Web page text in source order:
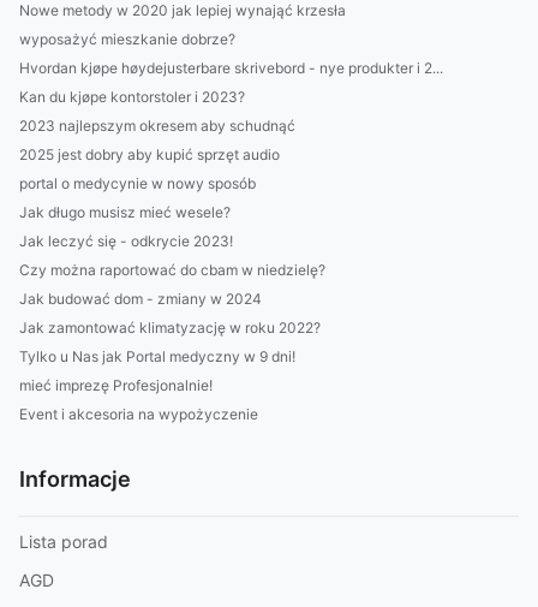
Nowe metody w 2020 jak lepiej wynająć krzesła
wyposażyć mieszkanie dobrze?
Hvordan kjøpe høydejusterbare skrivebord - nye produkter i 2...
Kan du kjøpe kontorstoler i 2023?
2023 najlepszym okresem aby schudnąć
2025 jest dobry aby kupić sprzęt audio
portal o medycynie w nowy sposób
Jak długo musisz mieć wesele?
Jak leczyć się - odkrycie 2023!
Czy można raportować do cbam w niedzielę?
Jak budować dom - zmiany w 2024
Jak zamontować klimatyzację w roku 2022?
Tylko u Nas jak Portal medyczny w 9 dni!
mieć imprezę Profesjonalnie!
Event i akcesoria na wypożyczenie
Informacje
Lista porad
AGD